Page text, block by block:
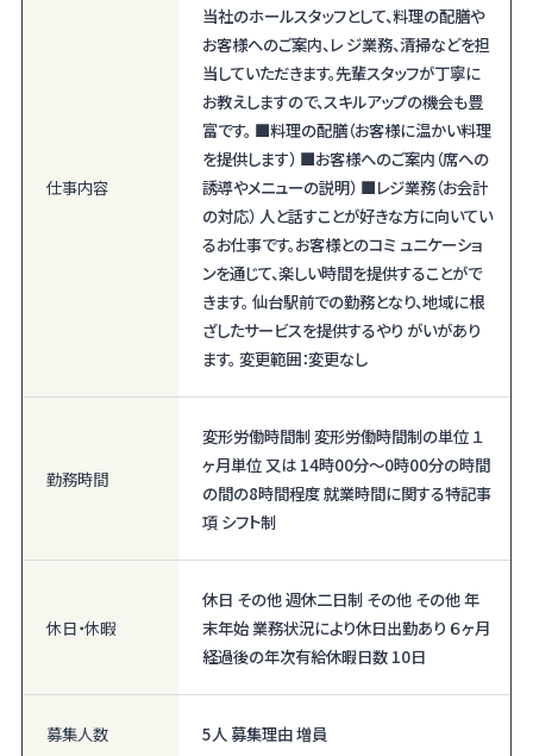
仕事内容
当社のホールスタッフとして、料理の配膳や
お客様へのご案内、レ ジ業務、清掃などを担
当していただきます。先輩スタッフが丁寧に
お教えしますので、スキルアップの機会も豊
富です。 ■料理の配膳（お客様に温かい料理
を提供します） ■お客様へのご案内（席への
誘導やメニューの説明） ■レジ業務（お会計
の対応） 人と話すことが好きな方に向いてい
るお仕事です。お客様とのコミ ュニケーショ
ンを通じて、楽しい時間を提供することがで
きます。 仙台駅前での勤務となり、地域に根
ざしたサービスを提供するやり がいがあり
ます。 変更範囲：変更なし
勤務時間
変形労働時間制 変形労働時間制の単位 １
ヶ月単位 又は 14時00分〜0時00分の時間
の間の8時間程度 就業時間に関する特記事
項 シフト制
休日・休暇
休日 その他 週休二日制 その他 その他 年
末年始 業務状況により休日出勤あり ６ヶ月
経過後の年次有給休暇日数 10日
募集人数 5人 募集理由 増員